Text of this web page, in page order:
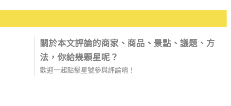
關於本文評論的商家、商品、景點、議題、方
法，你給幾顆星呢？
歡迎一起點擊星號參與評論唷！